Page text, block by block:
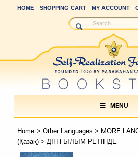
HOME SHOPPING CART MY ACCOUNT
MENU
Home> Other Languages > MORE
(Қазақ)> ДІН ҒЫЛЫМ РЕТІНДЕ